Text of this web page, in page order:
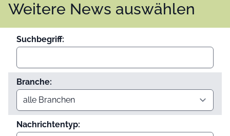
Weitere News auswählen
Suchbegriff:
Branche:
Nachrichtentyp: